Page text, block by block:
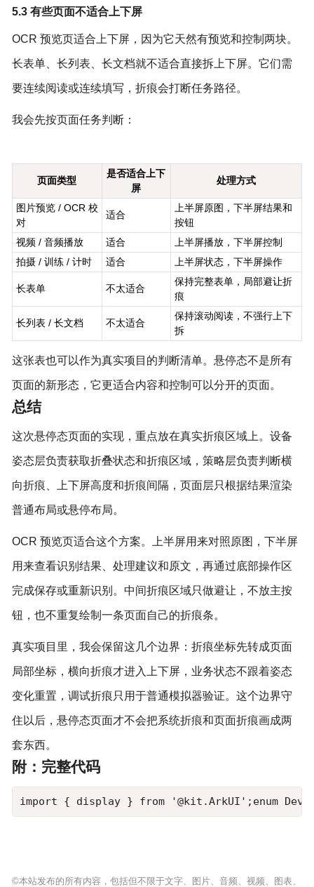
5.3 有些页面不适合上下屏
OCR 预览页适合上下屏，因为它天然有预览和控制两块。
长表单、长列表、长文档就不适合直接拆上下屏。它们需
要连续阅读或连续填写，折痕会打断任务路径。
我会先按页面任务判断：
页面类型
是否适合上下
屏
处理方式
图片预览 / OCR 校
对
适合
上半屏原图，下半屏结果和
按钮
视频 / 音频播放
适合
上半屏播放，下半屏控制
拍摄 / 训练 / 计时
适合 上半屏状态，下半屏操作
长表单 不太适合
保持完整表单，局部避让折
痕
长列表 / 长文档 不太适合
保持滚动阅读，不强行上下
拆
这张表也可以作为真实项目的判断清单。悬停态不是所有
页面的新形态，它更适合内容和控制可以分开的页面。
总结
这次悬停态页面的实现，重点放在真实折痕区域上。设备
姿态层负责获取折叠状态和折痕区域，策略层负责判断横
向折痕、上下屏高度和折痕间隔，页面层只根据结果渲染
普通布局或悬停布局。
OCR 预览页适合这个方案。上半屏用来对照原图，下半屏
用来查看识别结果、处理建议和原文，再通过底部操作区
完成保存或重新识别。中间折痕区域只做避让，不放主按
钮，也不重复绘制一条页面自己的折痕条。
真实项目里，我会保留这几个边界：折痕坐标先转成页面
局部坐标，横向折痕才进入上下屏，业务状态不跟着姿态
变化重置，调试折痕只用于普通模拟器验证。这个边界守
住以后，悬停态页面才不会把系统折痕和页面折痕画成两
套东西。
附：完整代码
import { display } from
©本站发布的所有内容，包括但不限于文字、图片、音频、视频、图表、